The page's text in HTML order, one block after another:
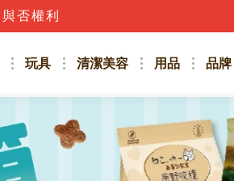
玩具 清潔美容 用品 品牌